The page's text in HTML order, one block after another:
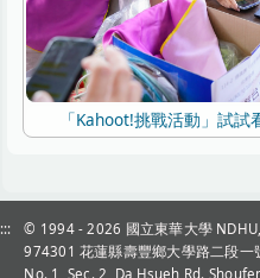
「Kahoot!挑戰活動」試
::: © 1994 - 2026 國立東華大學
974301 花蓮縣壽豐鄉大學路二段
No. 1, Sec. 2, Da Hsueh Rd.